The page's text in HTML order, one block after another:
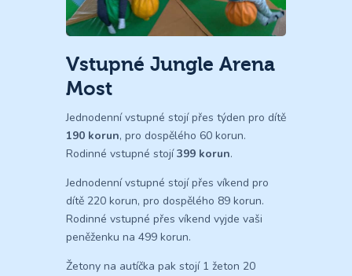
Vstupné Jungle Arena
Most
Jednodenní vstupné stojí přes týden pro dítě
190 korun, pro dospělého 60 korun.
Rodinné vstupné stojí399 korun.
Jednodenní vstupné stojí přes víkend pro
dítě 220 korun, pro dospělého 89 korun.
Rodinné vstupné přes víkend vyjde vaši
peněženku na 499 korun.
Žetony na autíčka pak stojí 1 žeton 20